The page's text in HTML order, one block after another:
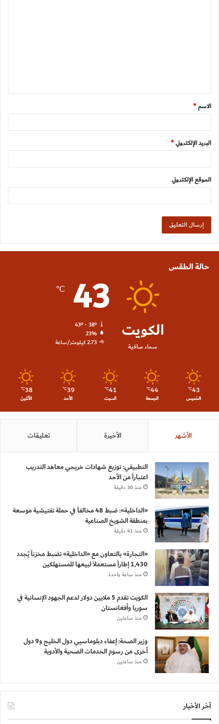
ق
*
الاسم*
البريد الإلكتروني*
الموقع الإلكتروني
حالة الطقس
الكويت
سماء صافية
43
℃
43º - 38º
23%
2.73 كيلومتر/ساعة
43
℃
الخميس
44
℃
الجمعة
41
℃
السبت
39
℃
الأحد
38
℃
الأثنين
الأشهر الأخيرة تعليقات
التطبيقي: توزيع شهادات خريجي معاهد التدريب
اعتباراً من الأحد
منذ 30 دقيقة
«الداخلية»: ضبط 48 مخالفاً في حملة تفتيشية موسعة
بمنطقة الشويخ الصناعية
منذ 41 دقيقة
«التجارة» بالتعاون مع «الداخلية» تضبط مخزناً يُجدد
1,430 إطاراً مستعملاً لبيعها للمستهلكين
منذ ساعة واحدة
الكويت تقدم 5 ملايين دولار لدعم الجهود الإنسانية في
سوريا وأفغانستان
منذ ساعتين
وزير الصحة: إعفاء دبلوماسيي دول الخليج و9 دول
أخرى من رسوم الخدمات الصحية والأدوية
منذ ساعتين
آخر الأخبار